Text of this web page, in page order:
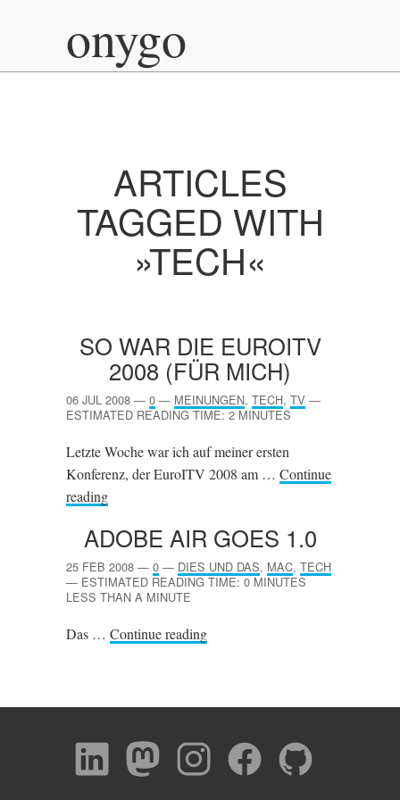
onygo
ARTICLES
TAGGED WITH
»TECH«
SO WAR DIE EUROITV
2008 (FÜR MICH)
06 JUL 2008 — 0 — MEINUNGEN, TECH, TV —
ESTIMATED READING TIME: 2 MINUTES
Letzte Woche war ich auf meiner ersten
Konferenz, der EuroITV 2008 am … Continue
reading
ADOBE AIR GOES 1.0
25 FEB 2008 — 0 — DIES UND DAS, MAC, TECH
— ESTIMATED READING TIME: 0 MINUTES
LESS THAN A MINUTE
Das … Continue reading